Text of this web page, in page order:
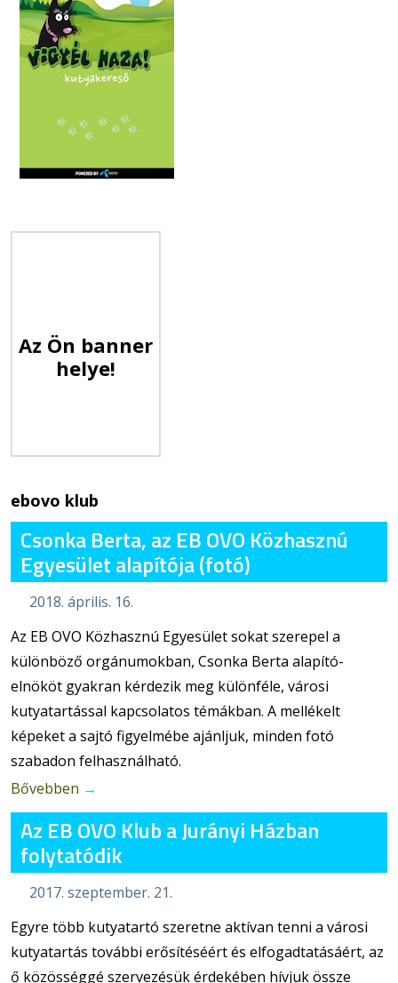
Az Ön banner
helye!
ebovo klub
Csonka Berta, az EB OVO Közhasznú
Egyesület alapítója (fotó)
2018. április. 16.
Az EB OVO Közhasznú Egyesület sokat szerepel a
különböző orgánumokban, Csonka Berta alapító-
elnököt gyakran kérdezik meg különféle, városi
kutyatartással kapcsolatos témákban. A mellékelt
képeket a sajtó figyelmébe ajánljuk, minden fotó
szabadon felhasználható.
Bővebben →
Az EB OVO Klub a Jurányi Házban
folytatódik
2017. szeptember. 21.
Egyre több kutyatartó szeretne aktívan tenni a városi
kutyatartás további erősítéséért és elfogadtatásáért, az
ő közösséggé szervezésük érdekében hívjuk össze